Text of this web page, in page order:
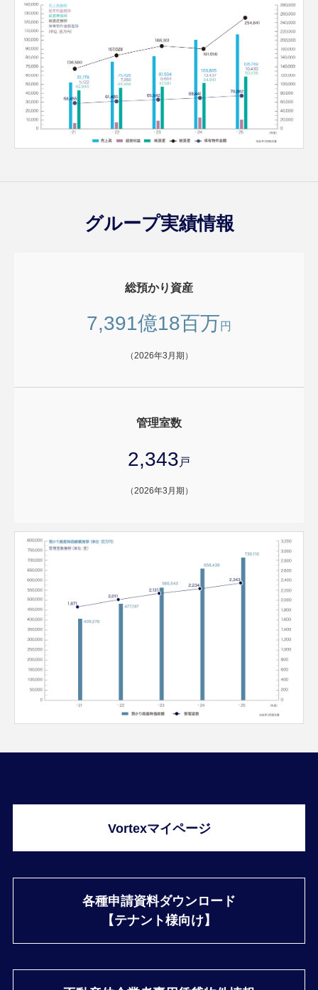
グループ実績情報
総預かり資産
7,391億18百万 円
（2026年3月期）
管理室数
2,343 戸
（2026年3月期）
Vortexマイページ
各種申請資料ダウンロード
【テナント様向け】